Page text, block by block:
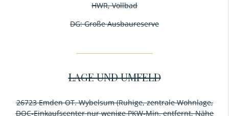
HWR, Vollbad
DG: Große Ausbaureserve
LAGE UND UMFELD
26723 Emden OT. Wybelsum (Ruhige, zentrale Wohnlage,
DOC-Einkaufscenter nur wenige PKW-Min. entfernt, Nähe